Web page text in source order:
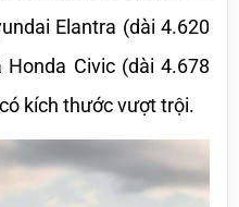
Elantra (dài 4.620
Civic (dài 4.678
kích thước vượt trội.